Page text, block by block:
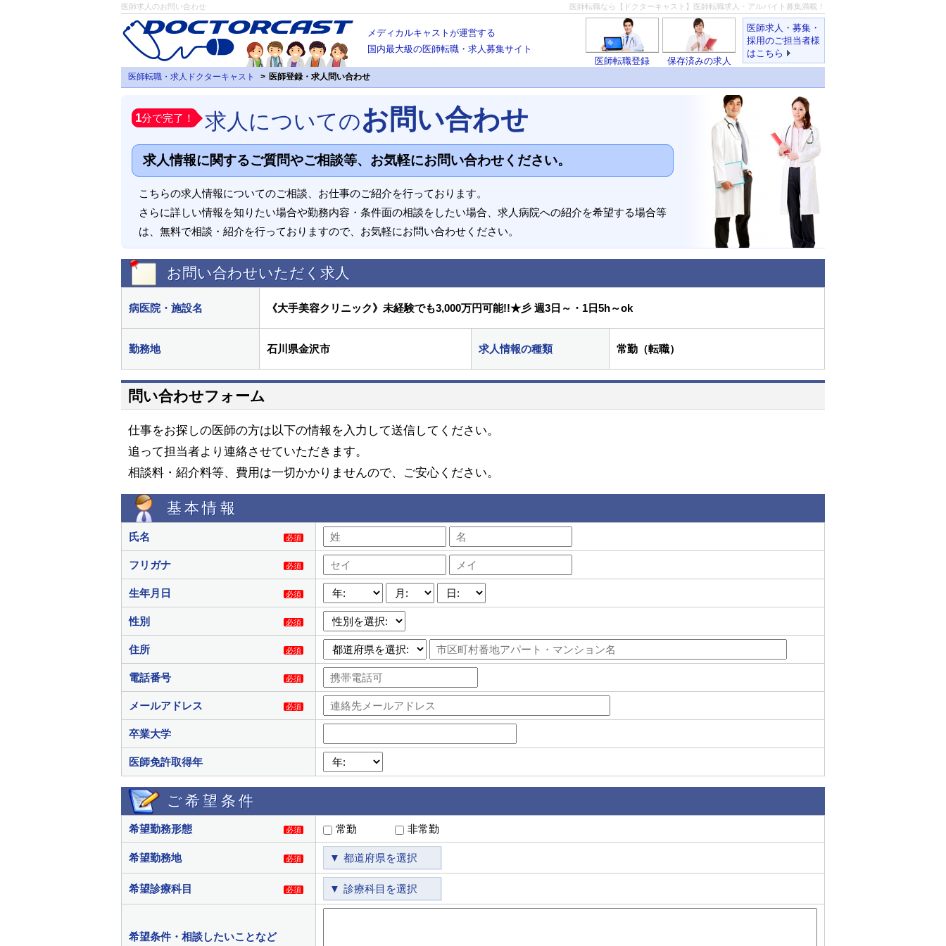
医師求人のお問い合わせ 医師転職なら【ドクターキャスト】医師転職求人・アルバイト募集満載！
メディカルキャストが運営する
国内最大級の医師転職・求人募集サイト
医師求人・募集・
採用のご担当者様
はこちら
保存済みの求人
医師転職登録
医師転職・求人ドクターキャスト 医師登録・求人問い合わせ
1分で完了！ 求人についてのお問い合わせ
求人情報に関するご質問やご相談等、お気軽にお問い合わせください。
こちらの求人情報についてのご相談、お仕事のご紹介を行っております。
さらに詳しい情報を知りたい場合や勤務内容・条件面の相談をしたい場合、求人病院への紹介を希望する場合等
は、無料で相談・紹介を行っておりますので、お気軽にお問い合わせください。
お問い合わせいただく求人
病医院・施設名 《大手美容クリニック》未経験でも3,000万円可能!!★彡 週3日～・1日5h～ok
勤務地 石川県金沢市 求人情報の種類 常勤（転職）
問い合わせフォーム
仕事をお探しの医師の方は以下の情報を入力して送信してください。
追って担当者より連絡させていただきます。
相談料・紹介料等、費用は一切かかりませんので、ご安心ください。
基本情報
氏名 必須
フリガナ 必須
生年月日 必須
性別 必須
住所 必須
電話番号 必須
メールアドレス 必須
卒業大学
医師免許取得年
ご希望条件
希望勤務形態 必須 常勤 非常勤
希望勤務地 必須 都道府県を選択
希望診療科目 必須 診療科目を選択
希望条件・相談したいことなど